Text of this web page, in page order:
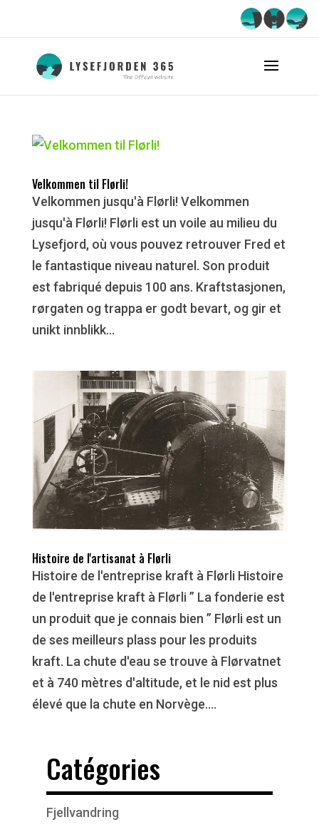
Velkommen til Flørli!
Velkommen jusqu'à Flørli! Velkommen
jusqu'à Flørli! Flørli est un voile au milieu du
Lysefjord, où vous pouvez retrouver Fred et
le fantastique niveau naturel. Son produit
est fabriqué depuis 100 ans. Kraftstasjonen,
rørgaten og trappa er godt bevart, og gir et
unikt innblikk...
Histoire de l'artisanat à Flørli
Histoire de l'entreprise kraft à Flørli Histoire
de l'entreprise kraft à Flørli ” La fonderie est
un produit que je connais bien ” Flørli est un
de ses meilleurs plass pour les produits
kraft. La chute d'eau se trouve à Flørvatnet
et à 740 mètres d'altitude, et le nid est plus
élevé que la chute en Norvège....
Catégories
Fjellvandring